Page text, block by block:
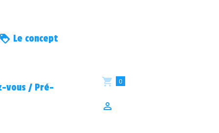
Le concept
vous / Pré-
0